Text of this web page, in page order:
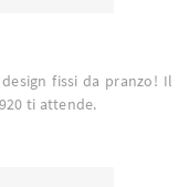
fissi da pranzo! Il
ti attende.